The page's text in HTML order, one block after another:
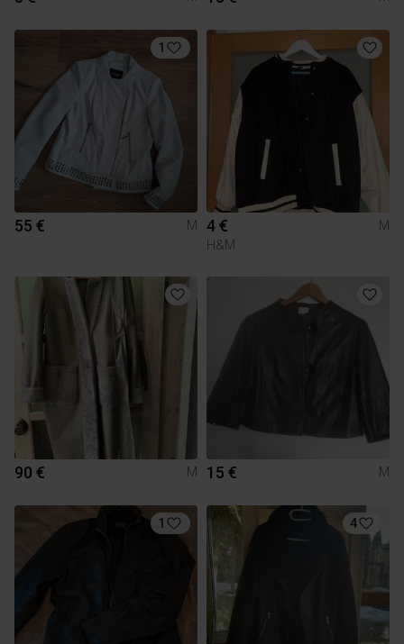
1
55 € M 4 €
M
H&M
90 € M 15 € M
1 4